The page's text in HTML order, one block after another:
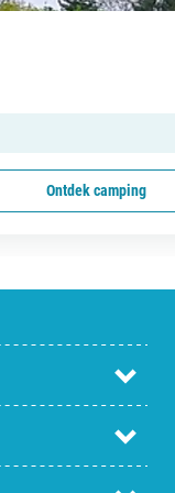
Ontdek camping